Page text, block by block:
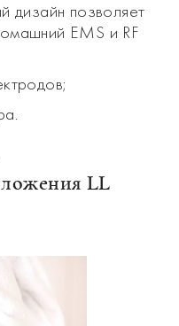
дизайн позволяет
EMS и RF
LL